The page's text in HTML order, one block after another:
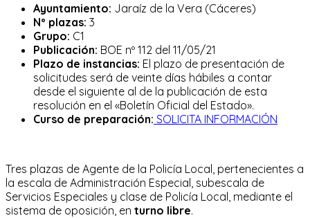
entrada:
la
entrada:
Ayuntamiento: Jaraíz de la Vera (Cáceres)
Nº plazas: 3
Grupo: C1
Publicación: BOE nº 112 del 11/05/21
Plazo de instancias: El plazo de presentación de
solicitudes será de veinte días hábiles a contar
desde el siguiente al de la publicación de esta
resolución en el «Boletín Oficial del Estado».
Curso de preparación: SOLICITA INFORMACIÓN
Tres plazas de Agente de la Policía Local, pertenecientes a
la escala de Administración Especial, subescala de
Servicios Especiales y clase de Policía Local, mediante el
sistema de oposición, en turno libre.